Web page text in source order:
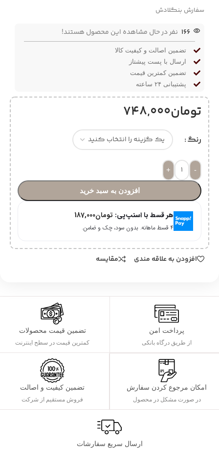
سفارش بنگلادش
166 نفر در حال مشاهده این محصول هستند!
تضمین اصالت و کیفیت کالا
ارسال با پست پیشتاز
تضمین کمترین قیمت
پشتیبانی ۲۴ ساعته
تومان748,000
رنگ
-
+
افزودن به سبد خرید
هر قسط با اسنپ‌پی: تومان187,000
۴ قسط ماهانه. بدون سود، چک و ضامن.
افزودن به علاقه مندی مقایسه
پرداخت امن
از طریق درگاه بانکی
تضمین قیمت محصولات
کمترین قیمت در سطح اینترنت
امکان مرجوع کردن سفارش
در صورت مشکل در محصول
تضمین کیفیت و اصالت
فروش مستقیم از شرکت
ارسال سریع سفارشات